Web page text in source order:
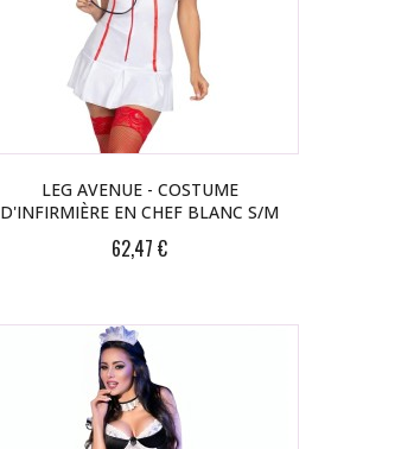
LEG AVENUE - COSTUME
D'INFIRMIÈRE EN CHEF BLANC S/M
62,47 €